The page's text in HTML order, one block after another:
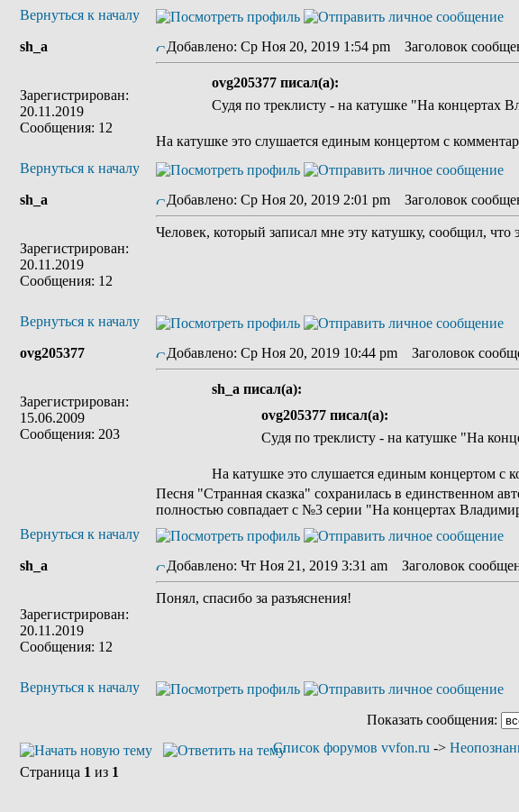
Вернуться к началу
sh_a
Зарегистрирован:
20.11.2019
Сообщения: 12
Добавлено: Ср Ноя 20, 2019 1:54 pm Заголовок
ovg205377 писал(а):
Судя по треклисту - на катушке "На концертах
На катушке это слушается единым концертом с
Вернуться к началу
sh_a
Зарегистрирован:
20.11.2019
Сообщения: 12
Добавлено: Ср Ноя 20, 2019 2:01 pm Заголовок
Человек, который записал мне эту катушку, сообщил,
Вернуться к началу
ovg205377
Зарегистрирован:
15.06.2009
Сообщения: 203
Добавлено: Ср Ноя 20, 2019 10:44 pm Заголовок
sh_a писал(а):
ovg205377 писал(а):
Судя по треклисту - на катушке "На
На катушке это слушается единым концертом с
Песня "Странная сказка" сохранилась в единственном
полностью совпадает с №3 серии "На концертах
Вернуться к началу
sh_a
Зарегистрирован:
20.11.2019
Сообщения: 12
Добавлено: Чт Ноя 21, 2019 3:31 am Заголовок
Понял, спасибо за разъяснения!
Вернуться к началу
Показать сообщения:
Список форумов vvfon.ru ->
Страница 1 из 1